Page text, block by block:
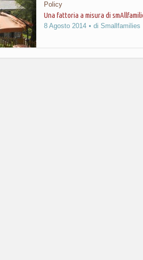
Policy
Una fattoria a misura di
8 Agosto 2014 di Smallfamilies